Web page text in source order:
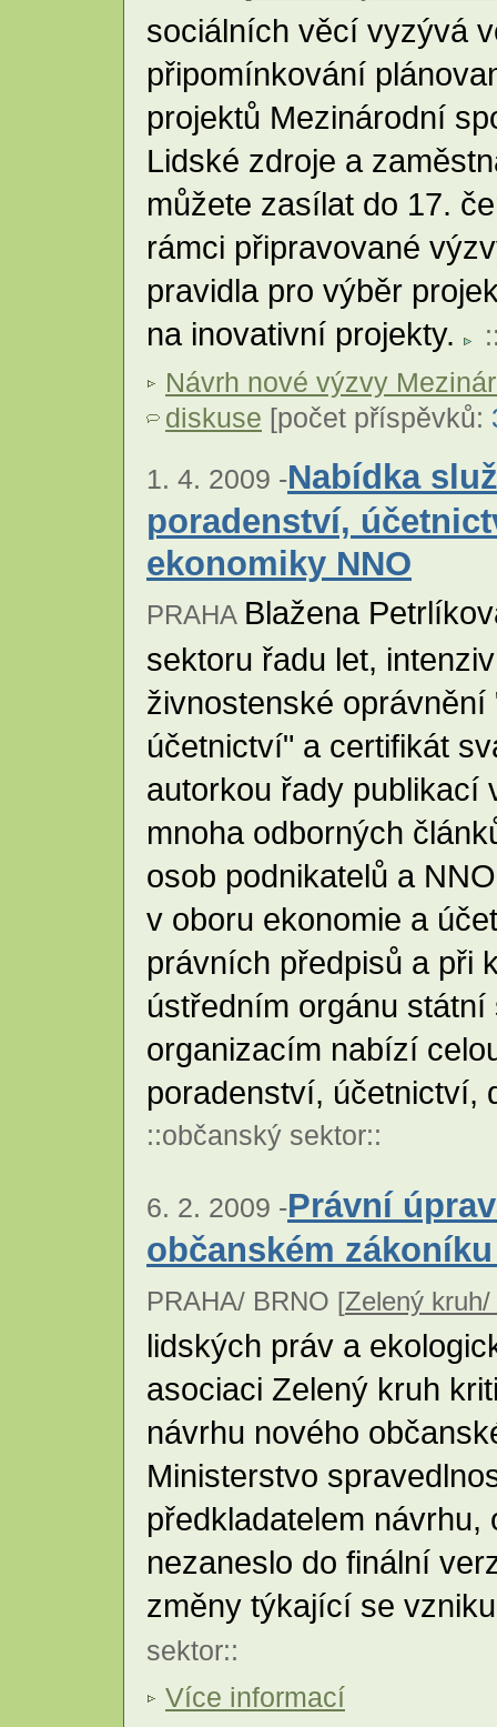
sociálních věcí vyzývá
připomínkování
projektů Mezinárodní
Lidské zdroje a
můžete zasílat do 17.
rámci připravované
pravidla pro výběr
na inovativní projekty.
Návrh nové výzvy
diskuse [počet příspěvků:
1. 4. 2009 -Nabídka
poradenství,
ekonomiky NNO
PRAHA Blažena
sektoru řadu let,
živnostenské
účetnictví" a certifikát
autorkou řady publikací
mnoha odborných
osob podnikatelů a
v oboru ekonomie a
právních předpisů a při
ústředním orgánu
organizacím nabízí
poradenství, účetnictví,
::občanský sektor::
6. 2. 2009 -Právní
občanském
PRAHA/ BRNO [Zelený
lidských práv a
asociaci Zelený kruh
návrhu nového
Ministerstvo
předkladatelem návrhu,
nezaneslo do finální
změny týkající se
sektor::
Více informací